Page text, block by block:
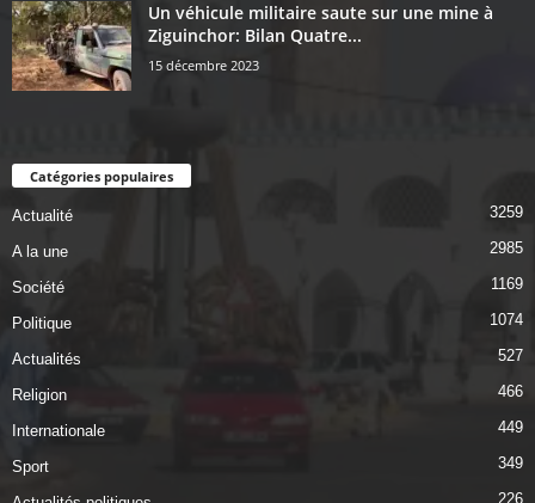
Un véhicule militaire saute sur une mine à
Ziguinchor: Bilan Quatre...
15 décembre 2023
Catégories populaires
Actualité 3259
A la une 2985
Société 1169
Politique 1074
Actualités 527
Religion 466
Internationale 449
Sport 349
226